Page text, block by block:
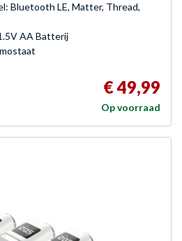
Bluetooth LE, Matter, Thread,
AA Batterij
€ 49,99
Op voorraad